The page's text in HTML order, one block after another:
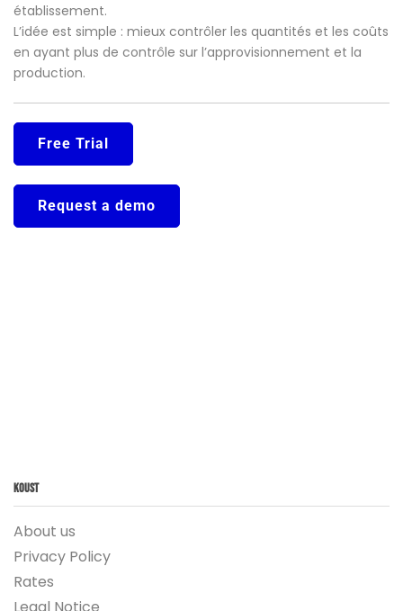
établissement.
L’idée est simple : mieux contrôler les quantités et les coûts
en ayant plus de contrôle sur l’approvisionnement et la
production.
Free Trial
Request a demo
Koust
About us
Privacy Policy
Rates